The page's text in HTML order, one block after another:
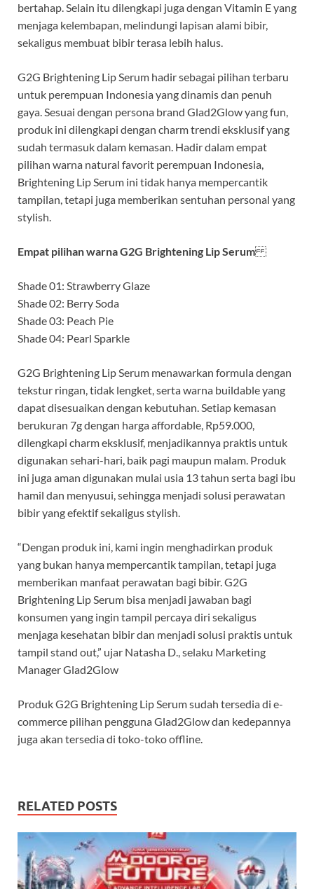
bertahap. Selain itu dilengkapi juga dengan Vitamin E yang
menjaga kelembapan, melindungi lapisan alami bibir,
sekaligus membuat bibir terasa lebih halus.
G2G Brightening Lip Serum hadir sebagai pilihan terbaru
untuk perempuan Indonesia yang dinamis dan penuh
gaya. Sesuai dengan persona brand Glad2Glow yang fun,
produk ini dilengkapi dengan charm trendi eksklusif yang
sudah termasuk dalam kemasan. Hadir dalam empat
pilihan warna natural favorit perempuan Indonesia,
Brightening Lip Serum ini tidak hanya mempercantik
tampilan, tetapi juga memberikan sentuhan personal yang
stylish.
Empat pilihan warna G2G Brightening Lip Serum
Shade 01: Strawberry Glaze
Shade 02: Berry Soda
Shade 03: Peach Pie
Shade 04: Pearl Sparkle
G2G Brightening Lip Serum menawarkan formula dengan
tekstur ringan, tidak lengket, serta warna buildable yang
dapat disesuaikan dengan kebutuhan. Setiap kemasan
berukuran 7g dengan harga affordable, Rp59.000,
dilengkapi charm eksklusif, menjadikannya praktis untuk
digunakan sehari-hari, baik pagi maupun malam. Produk
ini juga aman digunakan mulai usia 13 tahun serta bagi ibu
hamil dan menyusui, sehingga menjadi solusi perawatan
bibir yang efektif sekaligus stylish.
“Dengan produk ini, kami ingin menghadirkan produk
yang bukan hanya mempercantik tampilan, tetapi juga
memberikan manfaat perawatan bagi bibir. G2G
Brightening Lip Serum bisa menjadi jawaban bagi
konsumen yang ingin tampil percaya diri sekaligus
menjaga kesehatan bibir dan menjadi solusi praktis untuk
tampil stand out,” ujar Natasha D., selaku Marketing
Manager Glad2Glow
Produk G2G Brightening Lip Serum sudah tersedia di e-
commerce pilihan pengguna Glad2Glow dan kedepannya
juga akan tersedia di toko-toko offline.
RELATED POSTS